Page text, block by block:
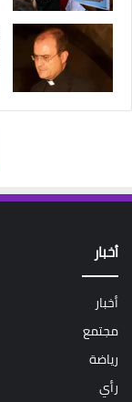
أخبار
أخبار
مجتمع
رياضة
رأي